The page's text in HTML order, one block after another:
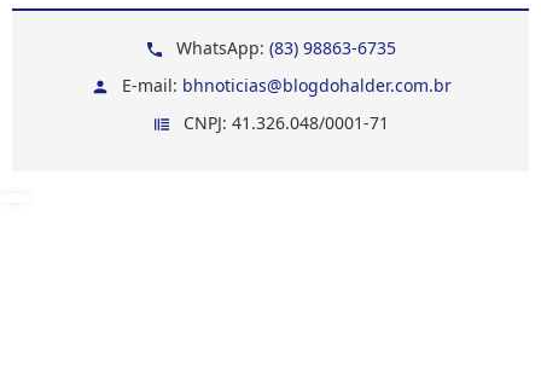
WhatsApp: (83) 98863-6735
E-mail: bhnoticias@blogdohalder.com.br
CNPJ: 41.326.048/0001-71